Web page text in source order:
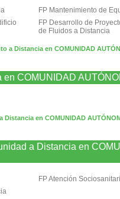
FP Mantenimiento de
FP Desarrollo de
de Fluidos a Distancia
a Distancia en COMUNIDAD
COMUNIDAD
Distancia en COMUNIDAD
a Distancia en
FP Atención